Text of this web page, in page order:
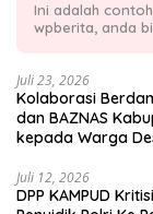
Ini adalah
wpberita, anda
Juli 23, 2026
Kolaborasi
dan BAZNAS
kepada Warga
Juli 12, 2026
DPP KAMPUD